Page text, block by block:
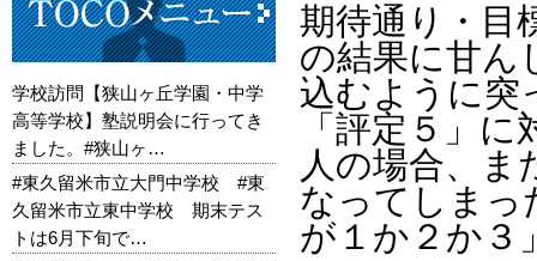
期待通り・目
の結果に甘ん
込むように突
「評定５」
人の場合、ま
なってしまっ
が１か２か３
学校訪問【狭山ヶ丘学園・中学
高等学校】塾説明会に行ってき
ました。#狭山ヶ…
#東久留米市立大門中学校 #東
久留米市立東中学校 期末テス
トは6月下旬で…